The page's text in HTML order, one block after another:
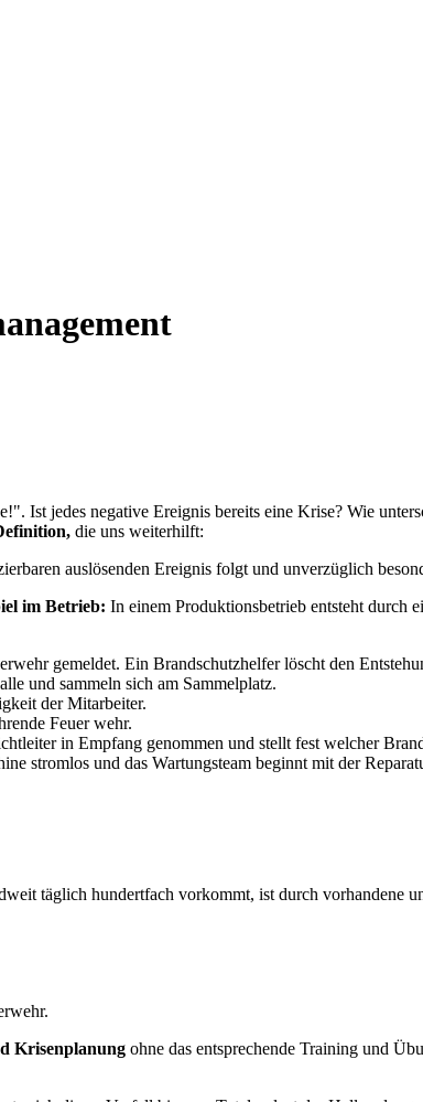
Ist jedes negative Ereignis bereits eine Krise? Wie
die uns weiterhilft:
auslösenden Ereignis folgt und unverzüglich
im Betrieb: In einem Produktionsbetrieb entsteht durch
gemeldet. Ein Brandschutzhelfer löscht den
und sammeln sich am Sammelplatz.
der Mitarbeiter.
Feuer wehr.
in Empfang genommen und stellt fest welcher
stromlos und das Wartungsteam beginnt mit der
täglich hundertfach vorkommt, ist durch vorhandene
Krisenplanung ohne das entsprechende Training und